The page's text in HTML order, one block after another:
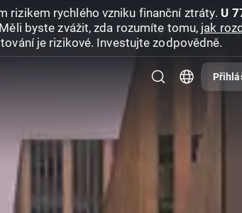
rizikem rychlého vzniku finanční ztráty. U
Měli byste zvážit, zda rozumíte tomu, jak
je rizikové. Investujte zodpovědně.